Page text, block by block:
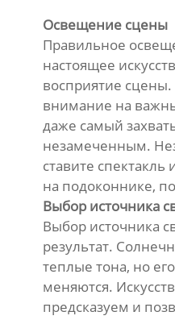
Освещение сцены
Правильное
настоящее
восприятие сцены.
внимание на
даже самый
незамеченным.
ставите
на подоконнике,
Выбор источника
Выбор источника
результат.
теплые тона, но
меняются.
предсказуем и